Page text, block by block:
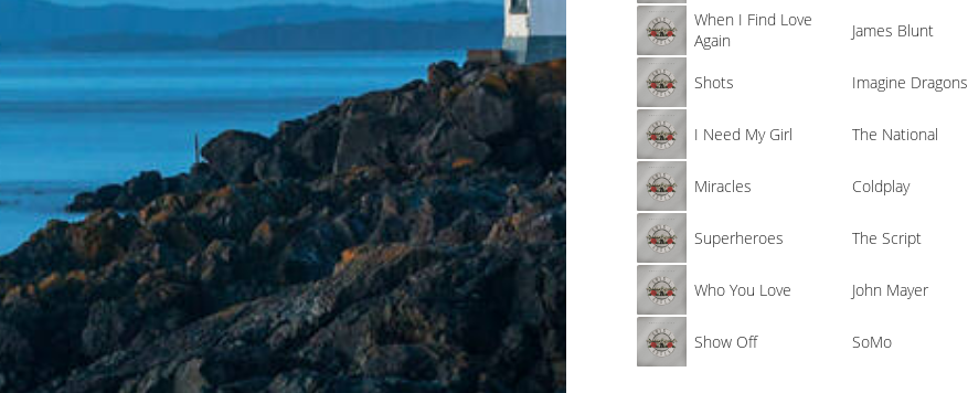
When I Find Love
Again
James Blunt
Shots Imagine Dragons
I Need My Girl The National
Miracles Coldplay
Superheroes The Script
Who You Love John Mayer
Show Off SoMo